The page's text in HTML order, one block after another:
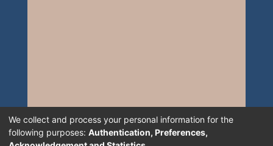
We collect and process your personal information for the
following purposes: Authentication, Preferences,